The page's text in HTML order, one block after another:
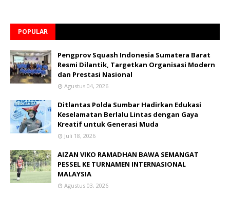
POPULAR
Pengprov Squash Indonesia Sumatera Barat
Resmi Dilantik, Targetkan Organisasi Modern
dan Prestasi Nasional
Agustus 04, 2026
Ditlantas Polda Sumbar Hadirkan Edukasi
Keselamatan Berlalu Lintas dengan Gaya
Kreatif untuk Generasi Muda
Juli 18, 2026
AIZAN VIKO RAMADHAN BAWA SEMANGAT
PESSEL KE TURNAMEN INTERNASIONAL
MALAYSIA
Agustus 03, 2026